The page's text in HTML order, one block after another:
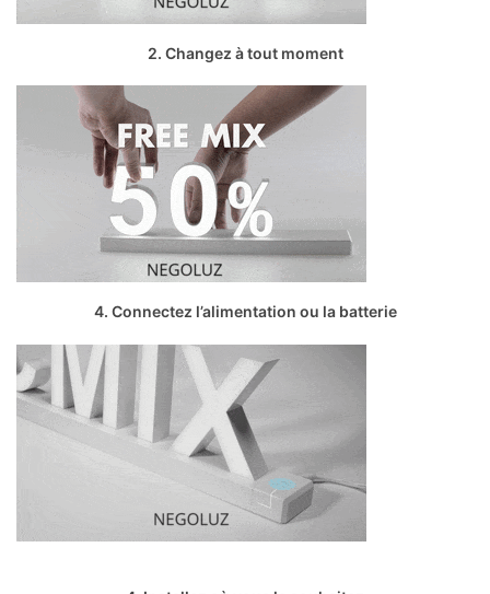
2. Changez à tout moment
4. Connectez l’alimentation ou la batterie